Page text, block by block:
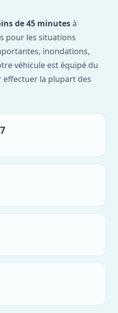
de 45 minutesà
pour les situations
inondations,
véhicule est équipé du
effectuer la plupart des